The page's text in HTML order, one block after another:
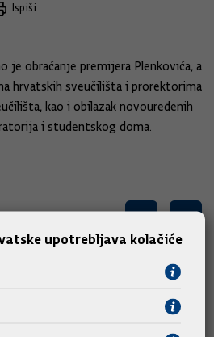
Ispiši
je obraćanje premijera Plenkovića, a
hrvatskih sveučilišta i prorektorima
kao i obilazak novouređenih
i studentskog doma.
upotrebljava kolačiće